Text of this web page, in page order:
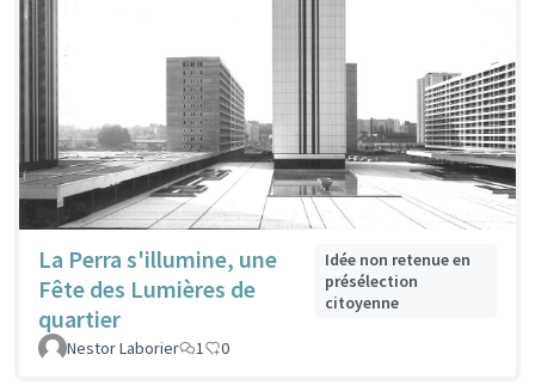
La Perra s'illumine, une
Fête des Lumières de
quartier
Idée non retenue en
présélection
citoyenne
Nestor Laborier 1 0